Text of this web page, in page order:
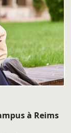
à Reims